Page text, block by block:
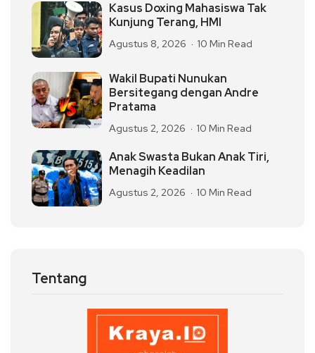
Kasus Doxing Mahasiswa Tak
Kunjung Terang, HMI
Agustus 8, 2026 10 Min Read
Wakil Bupati Nunukan
Bersitegang dengan Andre
Pratama
Agustus 2, 2026 10 Min Read
Anak Swasta Bukan Anak Tiri,
Menagih Keadilan
Agustus 2, 2026 10 Min Read
Tentang